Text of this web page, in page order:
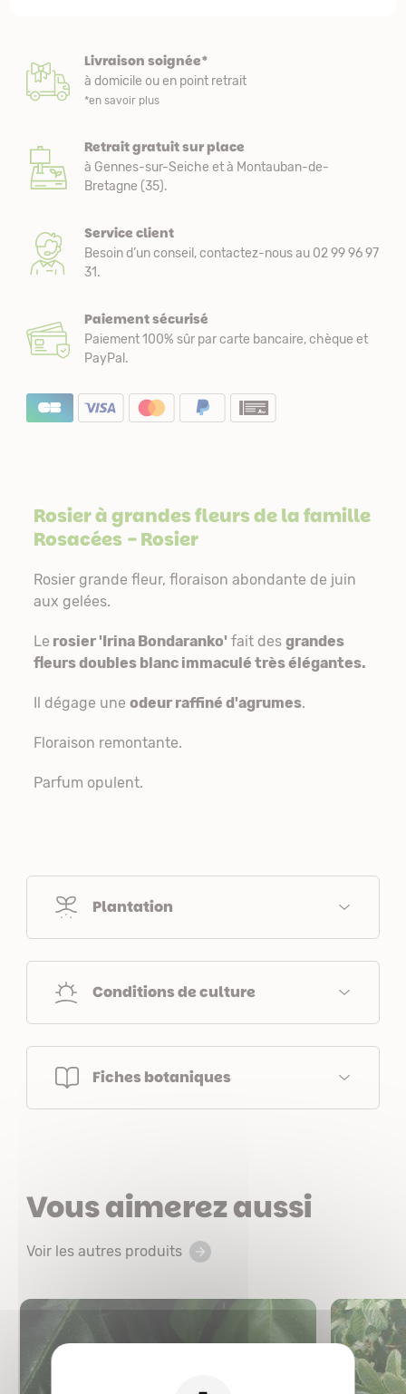
Livraison soignée*
à domicile ou en point retrait
*en savoir plus
Retrait gratuit sur place
à Gennes-sur-Seiche et à Montauban-de-
Bretagne (35).
Service client
Besoin d’un conseil, contactez-nous au 02 99 96 97
31.
Paiement sécurisé
Paiement 100% sûr par carte bancaire, chèque et
PayPal.
Rosier à grandes fleurs de la famille
Rosacées- Rosier
Rosier grande fleur, floraison abondante de juin
aux gelées.
Le rosier 'Irina Bondaranko' fait des grandes
fleurs doubles blanc immaculé très élégantes.
Il dégage une odeur raffiné d'agrumes.
Floraison remontante.
Parfum opulent.
Plantation
Conditions de culture
Fiches botaniques
Vous aimerez aussi
Voir les autres produits